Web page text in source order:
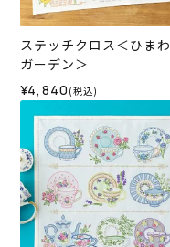
ステッチクロス＜ひま
ガーデン＞
¥4,840 (税込)